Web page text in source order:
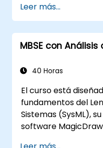
Sistemas Basada en
mejores prácticas
también está
los profesionales
al plugin Simulation
las simulaciones de
automatizar la
Leer más...
MBSE con
40 Horas
El curso está
fundamentos del
Sistemas (SysML),
software